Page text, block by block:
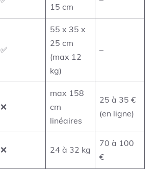
15 cm
✅
55 x 35 x
25 cm
(max 12
kg)
–
❌
max 158
cm
linéaires
25 à 35 €
(en ligne)
❌ 24 à 32 kg
70 à 100
€